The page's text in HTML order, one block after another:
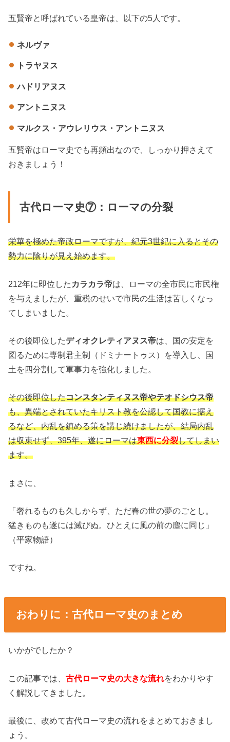
五賢帝と呼ばれている皇帝は、以下の5人です。
ネルヴァ
トラヤヌス
ハドリアヌス
アントニヌス
マルクス・アウレリウス・アントニヌス
五賢帝はローマ史でも再頻出なので、しっかり押さえて
おきましょう！
古代ローマ史⑦：ローマの分裂
栄華を極めた帝政ローマですが、紀元3世紀に入るとその
勢力に陰りが見え始めます。
212年に即位した カラカラ帝は、ローマの全市民に市民権
を与えましたが、重税のせいで市民の生活は苦しくなっ
てしまいました。
その後即位したディオクレティアヌス帝は、国の安定を
図るために専制君主制（ドミナートゥス）を導入し、国
土を四分割して軍事力を強化しました。
その後即位したコンスタンティヌス帝やテオドシウス帝
も、異端とされていたキリスト教を公認して国教に据え
るなど、内乱を鎮める策を講じ続けましたが、結局内乱
は収束せず、395年、遂にローマは東西に分裂してしまい
ます。
まさに、
「奢れるものも久しからず、ただ春の世の夢のごとし。
猛きものも遂には滅びぬ。ひとえに風の前の塵に同じ」
（平家物語）
ですね。
おわりに：古代ローマ史のまとめ
いかがでしたか？
この記事では、古代ローマ史の大きな流れをわかりやす
く解説してきました。
最後に、改めて古代ローマ史の流れをまとめておきまし
ょう。